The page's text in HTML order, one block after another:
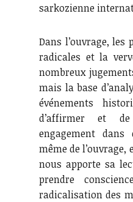
sarkozienne
Dans l’ouvrage,
radicales et la
nombreux
mais la base
événements
d’affirmer et
engagement
même de
nous apporte sa
prendre
radicalisation des